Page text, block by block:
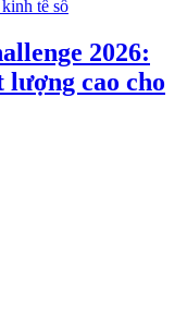
2026:
lượng cao cho